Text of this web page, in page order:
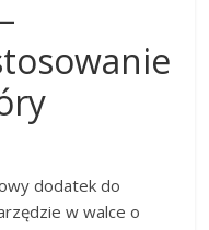
dodatek do
w walce o